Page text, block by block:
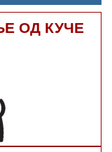
ОД КУЧЕ